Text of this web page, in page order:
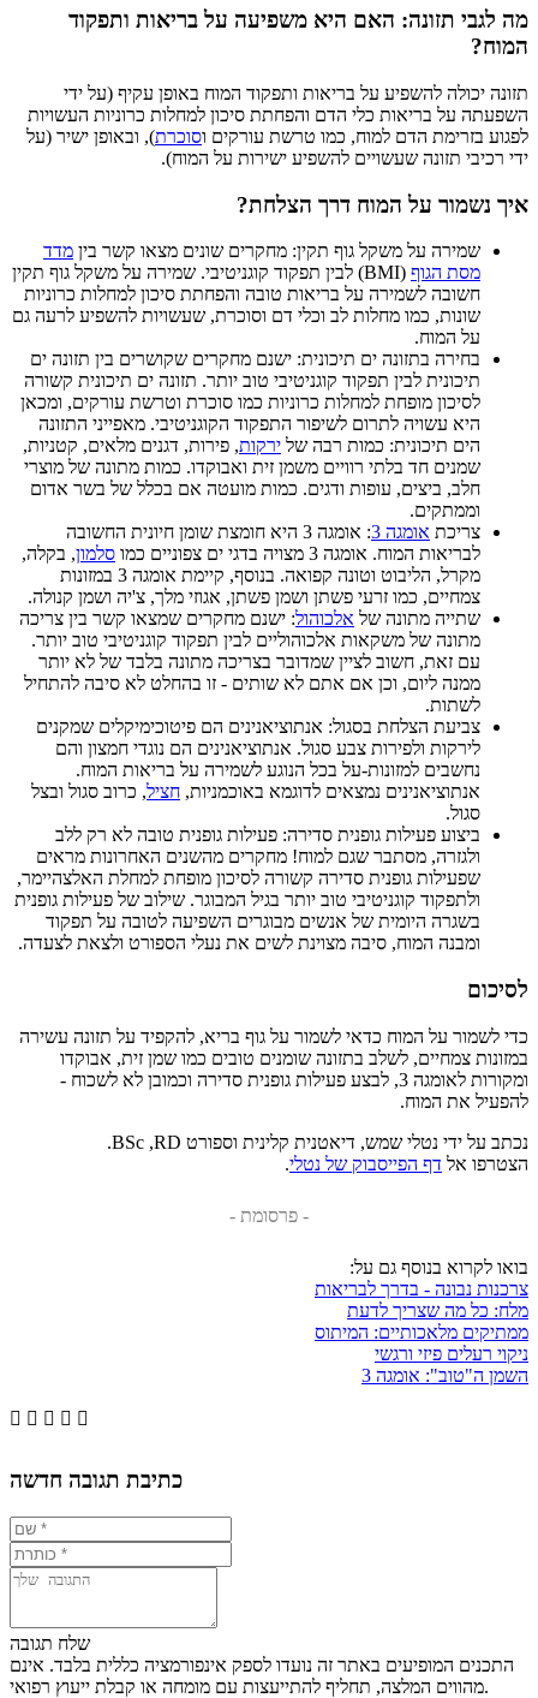
מה לגבי תזונה: האם היא משפיעה על בריאות ותפקוד
המוח?
תזונה יכולה להשפיע על בריאות ותפקוד המוח באופן עקיף (על ידי
השפעתה על בריאות כלי הדם והפחתת סיכון למחלות כרוניות העשויות
לפגוע בזרימת הדם למוח, כמו טרשת עורקים וסוכרת), ובאופן ישיר (על
ידי רכיבי תזונה שעשויים להשפיע ישירות על המוח).
איך נשמור על המוח דרך הצלחת?
שמירה על משקל גוף תקין: מחקרים שונים מצאו קשר בין מדד
מסת הגוף
(BMI) לבין תפקוד קוגניטיבי. שמירה על משקל גוף תקין
חשובה לשמירה על בריאות טובה והפחתת סיכון למחלות כרוניות
שונות, כמו מחלות לב וכלי דם וסוכרת, שעשויות להשפיע לרעה גם
על המוח.
בחירה בתזונה ים תיכונית: ישנם מחקרים שקושרים בין תזונה ים
תיכונית לבין תפקוד קוגניטיבי טוב יותר. תזונה ים תיכונית קשורה
לסיכון מופחת למחלות כרוניות כמו סוכרת וטרשת עורקים, ומכאן
היא עשויה לתרום לשיפור התפקוד הקוגניטיבי. מאפייני התזונה
הים תיכונית: כמות רבה של ירקות, פירות, דגנים מלאים, קטניות,
שמנים חד בלתי רוויים משמן זית ואבוקדו. כמות מתונה של מוצרי
חלב, ביצים, עופות ודגים. כמות מועטה אם בכלל של בשר אדום
וממתקים.
צריכת אומגה 3
: אומגה 3 היא חומצת שומן חיונית החשובה
לבריאות המוח. אומגה 3 מצויה בדגי ים צפוניים כמו
סלמון, בקלה,
מקרל, הליבוט וטונה קפואה. בנוסף, קיימת אומגה 3 במזונות
צמחיים, כמו זרעי פשתן ושמן פשתן, אגוזי מלך, צ'יה ושמן קנולה.
שתייה מתונה של אלכוהול: ישנם מחקרים שמצאו קשר בין צריכה
מתונה של משקאות אלכוהוליים לבין תפקוד קוגניטיבי טוב יותר.
עם זאת, חשוב לציין שמדובר בצריכה מתונה בלבד של לא יותר
ממנה ליום, וכן אם אתם לא שותים - זו בהחלט לא סיבה להתחיל
לשתות.
צביעת הצלחת בסגול: אנתוציאנינים הם פיטוכימיקלים שמקנים
לירקות ולפירות צבע סגול. אנתוציאנינים הם נוגדי חמצון והם
נחשבים למזונות-על בכל הנוגע לשמירה על בריאות המוח.
אנתוציאנינים נמצאים לדוגמא באוכמניות, חציל, כרוב סגול ובצל
סגול.
ביצוע פעילות גופנית סדירה: פעילות גופנית טובה לא רק ללב
ולגזרה, מסתבר שגם למוח! מחקרים מהשנים האחרונות מראים
שפעילות גופנית סדירה קשורה לסיכון מופחת למחלת האלצהיימר,
ולתפקוד קוגניטיבי טוב יותר בגיל המבוגר. שילוב של פעילות גופנית
בשגרה היומית של אנשים מבוגרים השפיעה לטובה על תפקוד
ומבנה המוח, סיבה מצוינת לשים את נעלי הספורט ולצאת לצעדה.
לסיכום
כדי לשמור על המוח כדאי לשמור על גוף בריא, להקפיד על תזונה עשירה
במזונות צמחיים, לשלב בתזונה שומנים טובים כמו שמן זית, אבוקדו
ומקורות לאומגה 3, לבצע פעילות גופנית סדירה וכמובן לא לשכוח -
להפעיל את המוח.
נכתב על ידי נטלי שמש, דיאטנית קלינית וספורט BSc ,RD.
הצטרפו אל דף הפייסבוק של נטלי.
- פרסומת -
בואו לקרוא בנוסף גם על:
צרכנות נבונה - בדרך לבריאות
מלח: כל מה שצריך לדעת
ממתיקים מלאכותיים: המיתוס
ניקוי רעלים פיזי ורגשי
השמן ה"טוב": אומגה 3
    
כתיבת תגובה חדשה
שלח תגובה
התכנים המופיעים באתר זה נועדו לספק אינפורמציה כללית בלבד. אינם
מהווים המלצה, תחליף להתייעצות עם מומחה או קבלת ייעוץ רפואי.